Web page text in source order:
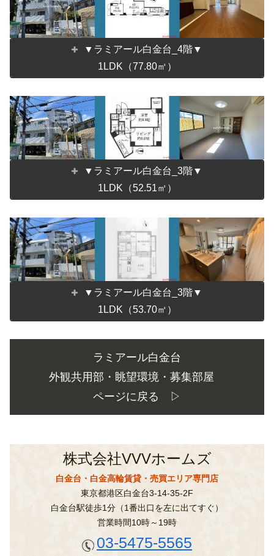
▼ラミアール白金台_4階▼
1LDK（77.80㎡）
▼ラミアール白金台_3階▼
1LDK（52.51㎡）
▼ラミアール白金台_3階▼
1LDK（53.70㎡）
ラミアール白金台
外観共用部・眺望環境・募集部屋
ページに戻る ▷
株式会社VVVホームズ
白金台・白金高輪賃貸・売買エリア専門店
東京都港区白金台3-14-35-2F
白金台駅徒歩1分（1番出口を左に出てすぐ）
営業時間10時～19時
03-5475-5565